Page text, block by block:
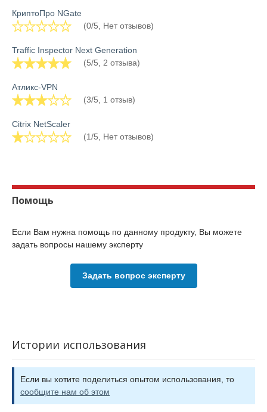
КриптоПро NGate
(0/5, Нет отзывов)
Traffic Inspector Next Generation
(5/5, 2 отзыва)
Атликс-VPN
(3/5, 1 отзыв)
Citrix NetScaler
(1/5, Нет отзывов)
Помощь
Если Вам нужна помощь по данному продукту, Вы можете
задать вопросы нашему эксперту
Задать вопрос эксперту
Истории использования
Если вы хотите поделиться опытом использования, то
сообщите нам об этом